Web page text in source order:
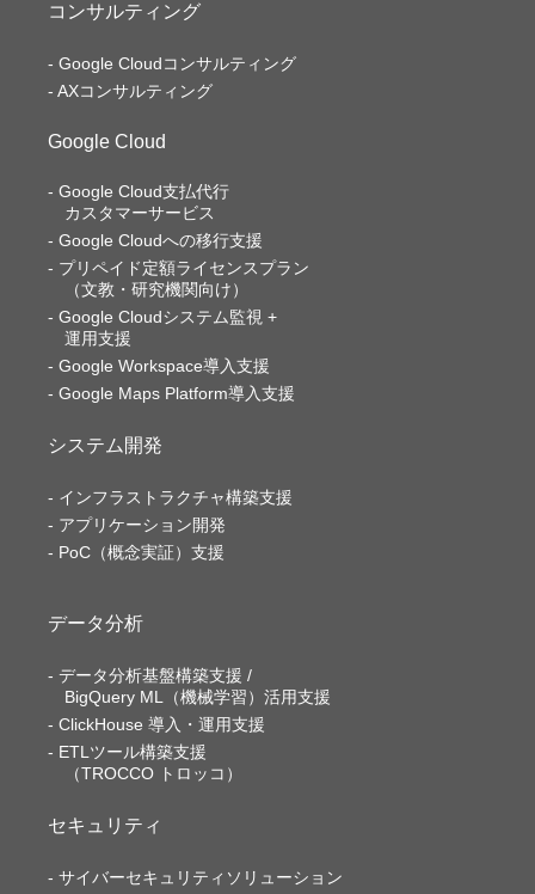
コンサルティング
Google Cloudコンサルティング
AXコンサルティング
Google Cloud
Google Cloud支払代行
カスタマーサービス
Google Cloudへの移行支援
プリペイド定額ライセンスプラン
（文教・研究機関向け）
Google Cloudシステム監視 +
運用支援
Google Workspace導入支援
Google Maps Platform導入支援
システム開発
インフラストラクチャ構築支援
アプリケーション開発
PoC（概念実証）支援
データ分析
データ分析基盤構築支援 /
BigQuery ML（機械学習）活用支援
ClickHouse 導入・運用支援
ETLツール構築支援
（TROCCO トロッコ）
セキュリティ
サイバーセキュリティソリューション